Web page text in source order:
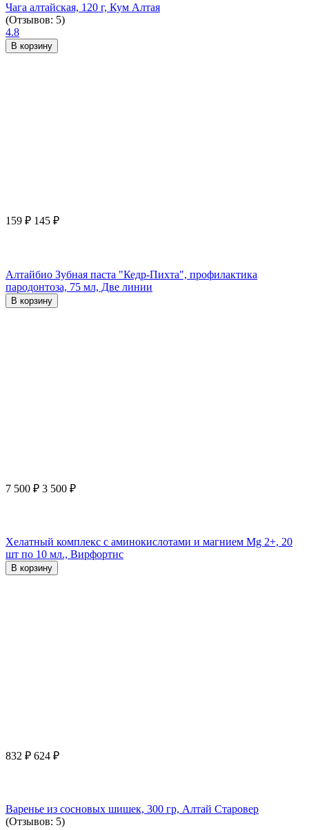
Чага алтайская, 120 г, Кум Алтая
(Отзывов: 5)
4.8
В корзину
159 ₽ 145 ₽
Алтайбио Зубная паста "Кедр-Пихта", профилактика
пародонтоза, 75 мл, Две линии
В корзину
7 500 ₽ 3 500 ₽
Хелатный комплекс с аминокислотами и магнием Mg 2+, 20
шт по 10 мл., Вирфортис
В корзину
832 ₽ 624 ₽
Варенье из сосновых шишек, 300 гр, Алтай Старовер
(Отзывов: 5)